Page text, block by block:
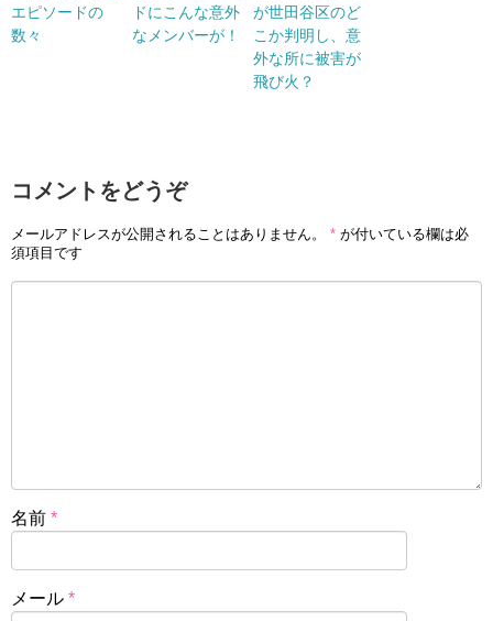
エピソードの
数々
ドにこんな意外
なメンバーが！
が世田谷区のど
こか判明し、意
外な所に被害が
飛び火？
コメントをどうぞ
メールアドレスが公開されることはありません。 * が付いている欄は必
須項目です
名前 *
メール *